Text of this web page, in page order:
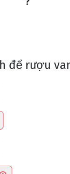
để rượu